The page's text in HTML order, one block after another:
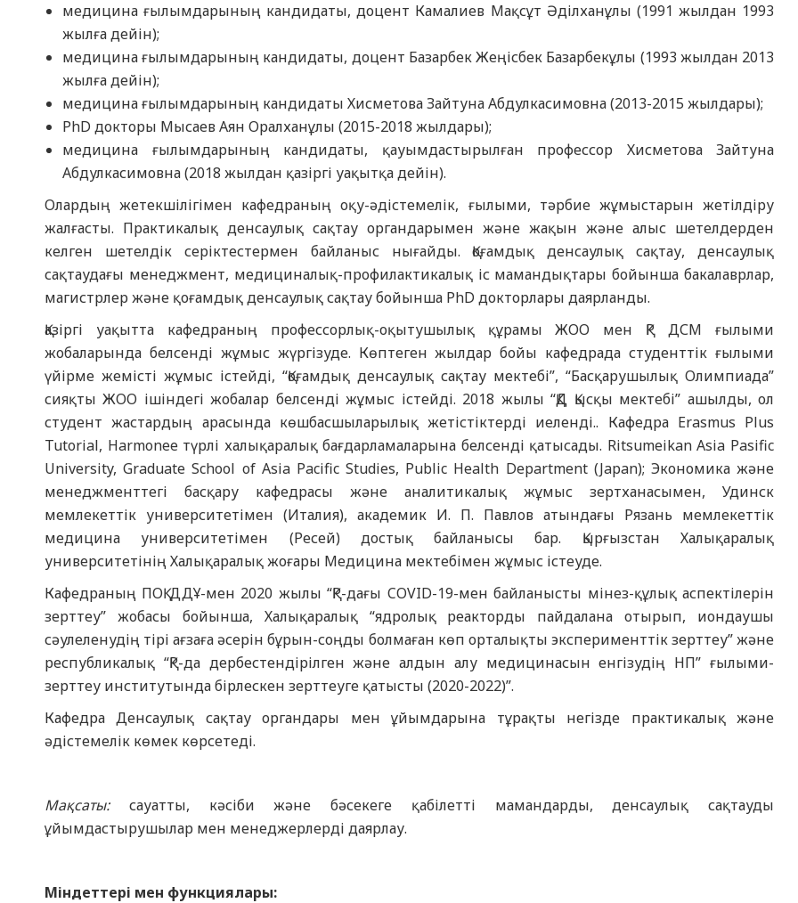
медицина ғылымдарының кандидаты, доцент Камалиев Мақсұт Әділханұлы (1991 жылдан 1993
жылға дейін);
медицина ғылымдарының кандидаты, доцент Базарбек Жеңісбек Базарбекұлы (1993 жылдан 2013
жылға дейін);
медицина ғылымдарының кандидаты Хисметова Зайтуна Абдулкасимовна (2013-2015 жылдары);
РhD докторы Мысаев Аян Оралханұлы (2015-2018 жылдары);
медицина ғылымдарының кандидаты, қауымдастырылған профессор Хисметова Зайтуна
Абдулкасимовна (2018 жылдан қазіргі уақытқа дейін).
Олардың жетекшілігімен кафедраның оқу-әдістемелік, ғылыми, тәрбие жұмыстарын жетілдіру
жалғасты. Практикалық денсаулық сақтау органдарымен және жақын және алыс шетелдерден
келген шетелдік серіктестермен байланыс нығайды. Қоғамдық денсаулық сақтау, денсаулық
сақтаудағы менеджмент, медициналық-профилактикалық іс мамандықтары бойынша бакалаврлар,
магистрлер және қоғамдық денсаулық сақтау бойынша РhD докторлары даярланды.
Қазіргі уақытта кафедраның профессорлық-оқытушылық құрамы ЖОО мен ҚР ДСМ ғылыми
жобаларында белсенді жұмыс жүргізуде. Көптеген жылдар бойы кафедрада студенттік ғылыми
үйірме жемісті жұмыс істейді, “Қоғамдық денсаулық сақтау мектебі”, “Басқарушылық Олимпиада”
сияқты ЖОО ішіндегі жобалар белсенді жұмыс істейді. 2018 жылы “ҚД Қысқы мектебі” ашылды, ол
студент жастардың арасында көшбасшыларылық жетістіктерді иеленді.. Кафедра Erasmus Plus
Tutorial, Harmonee түрлі халықаралық бағдарламаларына белсенді қатысады. Ritsumeikan Asia Pasific
University, Graduate School of Asia Pacific Studies, Public Health Department (Japan); Экономика және
менеджменттегі басқару кафедрасы және аналитикалық жұмыс зертханасымен, Удинск
мемлекеттік университетімен (Италия), академик И. П. Павлов атындағы Рязань мемлекеттік
медицина университетімен (Ресей) достық байланысы бар. Қырғызстан Халықаралық
университетінің Халықаралық жоғары Медицина мектебімен жұмыс істеуде.
Кафедраның ПОҚ ДДҰ-мен 2020 жылы “ҚР-дағы COVID-19-мен байланысты мінез-құлық аспектілерін
зерттеу” жобасы бойынша, Халықаралық “ядролық реакторды пайдалана отырып, иондаушы
сәулеленудің тірі ағзаға әсерін бұрын-соңды болмаған көп орталықты эксперименттік зерттеу” және
республикалық “ҚР-да дербестендірілген және алдын алу медицинасын енгізудің НП” ғылыми-
зерттеу институтында бірлескен зерттеуге қатысты (2020-2022)”.
Кафедра Денсаулық сақтау органдары мен ұйымдарына тұрақты негізде практикалық және
әдістемелік көмек көрсетеді.
Мақсаты:сауатты, кәсіби және бәсекеге қабілетті мамандарды, денсаулық сақтауды
ұйымдастырушылар мен менеджерлерді даярлау.
Міндеттері мен функциялары: